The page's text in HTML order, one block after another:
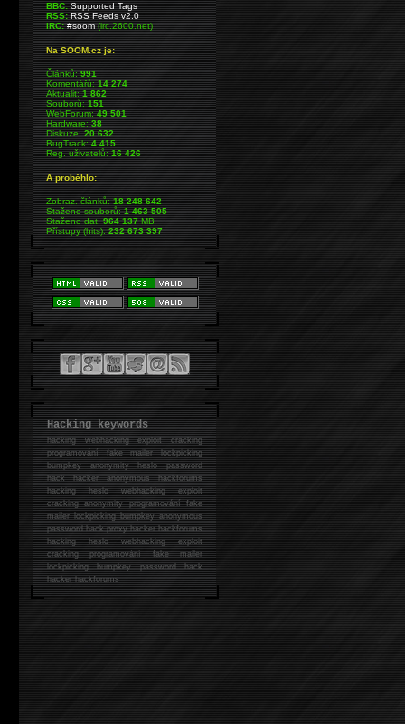
BBC: Supported Tags
RSS: RSS Feeds v2.0
IRC: #soom(irc.2600.net)
Na SOOM.cz je:
Článků:991
Komentářů:14 274
Aktualit:1 862
Souborů:151
WebForum:49 501
Hardware:38
Diskuze:20 632
BugTrack:4 415
Reg. uživatelů:16 426
A proběhlo:
Zobraz. článků:18 248 642
Staženo souborů:1 463 505
Staženo dat:964 137MB
Přístupy (hits):232 673 397
Hacking keywords
hackingwebhacking exploit cracking
programování fake mailer lockpicking
bumpkey anonymity heslo password
hackhacker anonymous hackforums
hackingheslo webhacking exploit
cracking anonymity programování fake
mailer lockpicking bumpkey anonymous
password hack proxy hacker hackforums
hacking heslo webhacking exploit
cracking programování fake mailer
lockpicking bumpkey password hack
hackerhackforums